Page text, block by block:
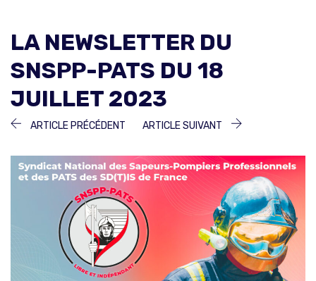
LA NEWSLETTER DU
SNSPP-PATS DU 18
JUILLET 2023
NAVIGATION
L’ARTICLE
ARTICLE PRÉCÉDENT ARTICLE
ARTICLE SUIVANT
ARTICLE